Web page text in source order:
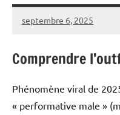
septembre 6, 2025
Raoul
Comprendre
Phénomène viral de
« performative male »